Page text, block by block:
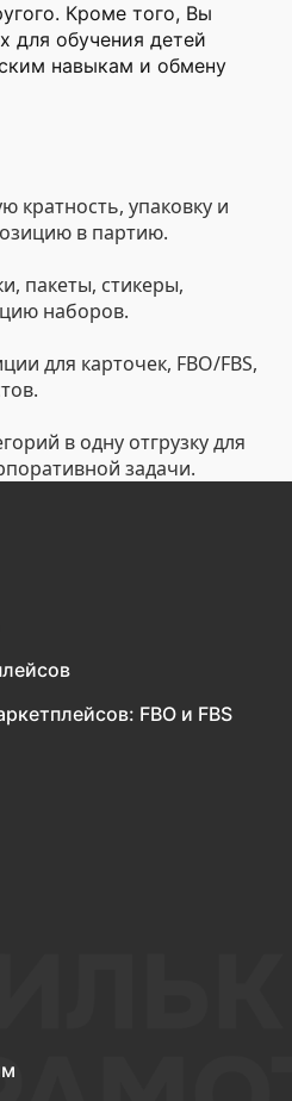
Кроме того, Вы
для обучения детей
навыкам и обмену
упаковку и
в партию.
пакеты, стикеры,
наборов.
для карточек, FBO/FBS,
в одну отгрузку для
задачи.
FBO и FBS